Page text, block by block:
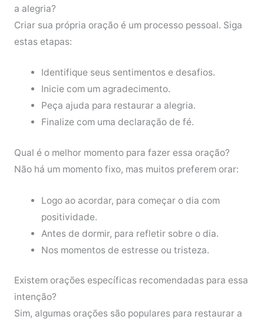
a alegria?
Criar sua própria oração é um processo pessoal. Siga
estas etapas:
Identifique seus sentimentos e desafios.
Inicie com um agradecimento.
Peça ajuda para restaurar a alegria.
Finalize com uma declaração de fé.
Qual é o melhor momento para fazer essa oração?
Não há um momento fixo, mas muitos preferem orar:
Logo ao acordar, para começar o dia com
positividade.
Antes de dormir, para refletir sobre o dia.
Nos momentos de estresse ou tristeza.
Existem orações específicas recomendadas para essa
intenção?
Sim, algumas orações são populares para restaurar a